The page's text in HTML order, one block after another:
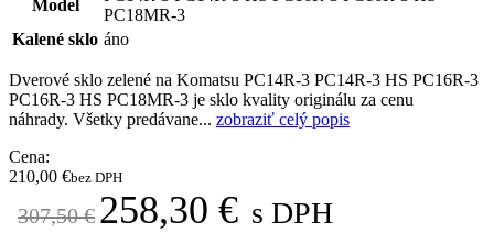
Model
PC18MR-3
Kalené sklo áno
Dverové sklo zelené na Komatsu PC14R-3 PC14R-3 HS PC16R-3
PC16R-3 HS PC18MR-3 je sklo kvality originálu za cenu
náhrady. Všetky predávane... zobraziť celý popis
Cena:
210,00 €bez DPH
307,50€
Pôvodná
cena
258,30 €cenas DPH